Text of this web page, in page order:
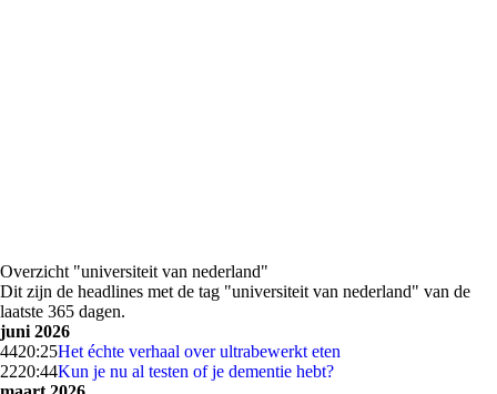
Overzicht "universiteit van nederland"
Dit zijn de headlines met de tag "universiteit van nederland" van de
laatste 365 dagen.
juni 2026
4420:25Het échte verhaal over ultrabewerkt eten
2220:44Kun je nu al testen of je dementie hebt?